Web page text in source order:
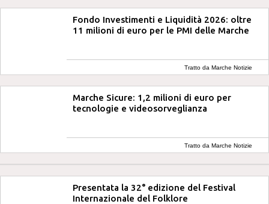
Fondo Investimenti e Liquidità 2026: oltre
11 milioni di euro per le PMI delle Marche
Tratto da Marche Notizie
Marche Sicure: 1,2 milioni di euro per
tecnologie e videosorveglianza
Tratto da Marche Notizie
Presentata la 32° edizione del Festival
Internazionale del Folklore